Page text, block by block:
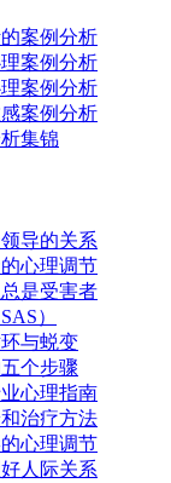
案例分析
案例分析
案例分析
案例分析
集锦
导的关系
心理调节
是受害者
）
与蜕变
个步骤
心理指南
治疗方法
心理调节
人际关系